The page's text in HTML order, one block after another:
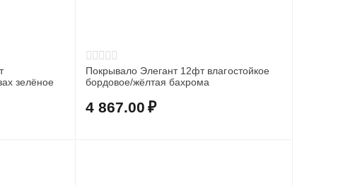
зелёное
Покрывало Элегант 12фт влагостойкое
бордовое/жёлтая бахрома
4 867.00 ₽